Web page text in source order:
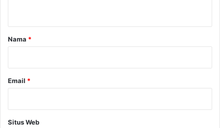
a
u
n
,
n
,
r
Nama *
Email *
Situs Web